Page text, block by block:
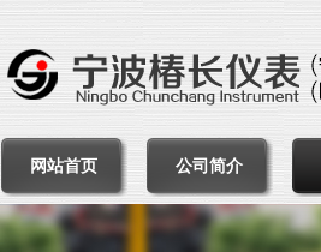
网站首页 公司简介